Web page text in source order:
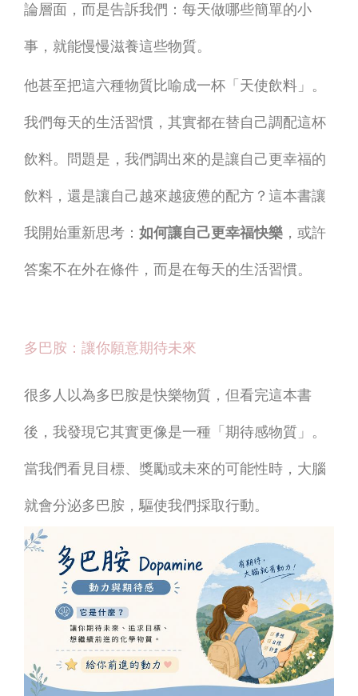
論層面，而是告訴我們：每天做哪些簡單的小
事，就能慢慢滋養這些物質。
他甚至把這六種物質比喻成一杯「天使飲料」。
我們每天的生活習慣，其實都在替自己調配這杯
飲料。問題是，我們調出來的是讓自己更幸福的
飲料，還是讓自己越來越疲憊的配方？這本書讓
我開始重新思考： 如何讓自己更幸福快樂 ，或許
答案不在外在條件，而是在每天的生活習慣。
多巴胺：讓你願意期待未來
很多人以為多巴胺是快樂物質，但看完這本書
後，我發現它其實更像是一種「期待感物質」。
當我們看見目標、獎勵或未來的可能性時，大腦
就會分泌多巴胺，驅使我們採取行動。